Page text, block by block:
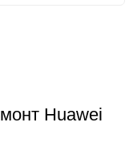
Huawei